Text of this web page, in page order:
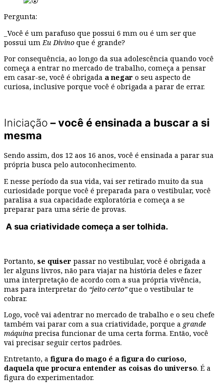
Pergunta:
_Você é um parafuso que possui 6 mm ou é um ser que
possui um Eu Divino que é grande?
Por consequência, ao longo da sua adolescência quando você
começa a entrar no mercado de trabalho, começa a pensar
em casar-se, você é obrigada a negar o seu aspecto de
curiosa, inclusive porque você é obrigada a parar de errar.
Iniciação – você é ensinada a buscar a si
mesma
Sendo assim, dos 12 aos 16 anos, você é ensinada a parar sua
própria busca pelo autoconhecimento.
E nesse período da sua vida, vai ser retirado muito da sua
curiosidade porque você é preparada para o vestibular, você
paralisa a sua capacidade exploratória e começa a se
preparar para uma série de provas.
A sua criatividade começa a ser tolhida.
Portanto, se quiser passar no vestibular, você é obrigada a
ler alguns livros, não para viajar na história deles e fazer
uma interpretação de acordo com a sua própria vivência,
mas para interpretar do “jeito certo”que o vestibular te
cobrar.
Logo, você vai adentrar no mercado de trabalho e o seu chefe
também vai parar com a sua criatividade, porque a grande
máquina precisa funcionar de uma certa forma. Então, você
vai precisar seguir certos padrões.
Entretanto, a figura do mago é a figura do curioso,
daquela que procura entender as coisas do universo. É a
figura do experimentador.